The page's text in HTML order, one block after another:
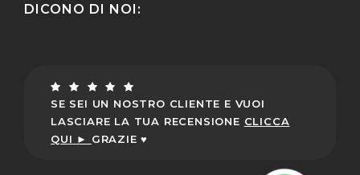
DICONO DI NOI:
SE SEI UN NOSTRO CLIENTE E VUOI
LASCIARE LA TUA RECENSIONE CLICCA
QUI ► GRAZIE ♥